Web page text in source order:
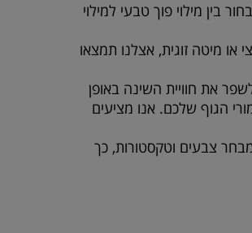
בין מילוי פוך טבעי למילוי
או מיטה זוגית, אצלנו תמצאו
את חוויית השינה באופן
ומתאימה את עצמה לקימורי הגוף שלכם. אנו מציעים
צבעים וטקסטורות, כך